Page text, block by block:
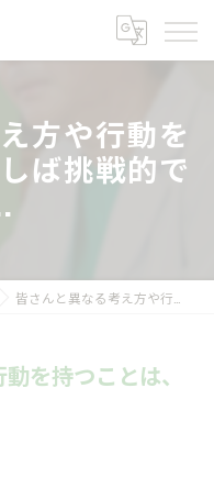
方や行動を
ば挑戦的で
皆さんと異なる考え方や行動を持つことは、しばしば挑戦的であり...
を持つことは、